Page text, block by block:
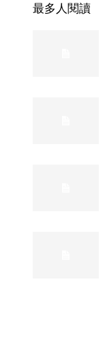
最多人閱讀